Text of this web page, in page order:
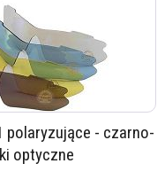
polaryzujące - czarno-
optyczne